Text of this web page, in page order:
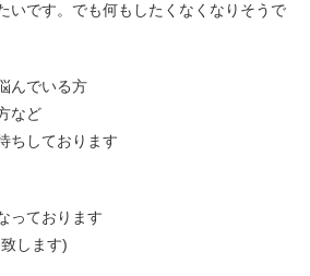
いです。でも何もしたくなくなりそうで
んでいる方
など
ちしております
っております
します)